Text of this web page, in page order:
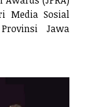
Media Sosial
Jawa